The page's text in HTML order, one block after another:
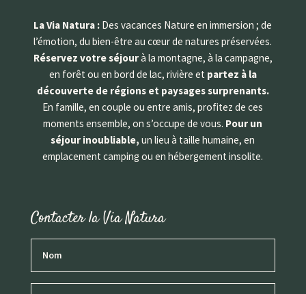
La Via Natura : Des vacances Nature en immersion ; de
l’émotion, du bien-être au cœur de natures préservées.
Réservez votre séjourà la montagne, à la campagne,
en forêt ou en bord de lac, rivière et partez à la
découverte de régions et paysages surprenants.
En famille, en couple ou entre amis, profitez de ces
moments ensemble, on s’occupe de vous. Pour un
séjour inoubliable, un lieu à taille humaine, en
emplacement camping ou en hébergement insolite.
Contacter la Via Natura